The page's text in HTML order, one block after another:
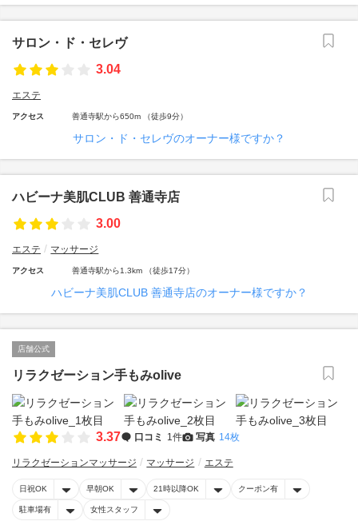
サロン・ド・セレヴ
3.04
エステ
アクセス 善通寺駅から650m （徒歩9分）
サロン・ド・セレヴのオーナー様ですか？
ハビーナ美肌CLUB 善通寺店
3.00
エステ マッサージ
アクセス 善通寺駅から1.3km （徒歩17分）
ハビーナ美肌CLUB 善通寺店のオーナー様ですか？
店舗公式
リラクゼーション手もみolive
3.37 口コミ 1件 写真 14枚
リラクゼーションマッサージ マッサージ エステ
日祝OK 早朝OK 21時以降OK クーポン有
駐車場有 女性スタッフ